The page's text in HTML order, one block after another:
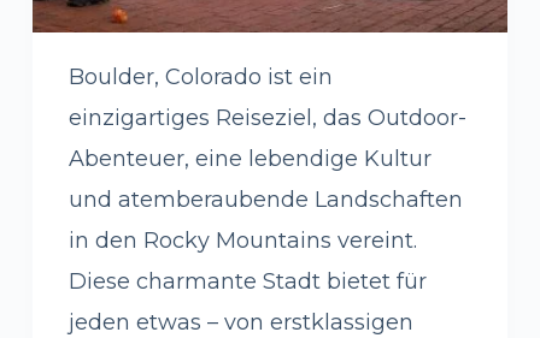
Boulder, Colorado ist ein
einzigartiges Reiseziel, das Outdoor-
Abenteuer, eine lebendige Kultur
und atemberaubende Landschaften
in den Rocky Mountains vereint.
Diese charmante Stadt bietet für
jeden etwas – von erstklassigen